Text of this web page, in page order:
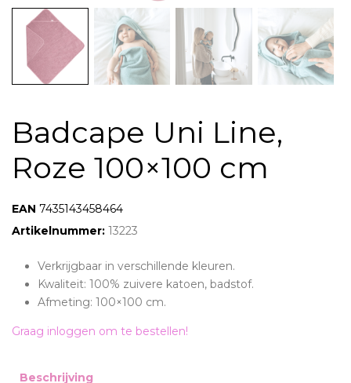
Badcape Uni Line,
Roze 100×100 cm
7424905761799
7435143458464
Artikelnummer: 13223
Verkrijgbaar in verschillende kleuren.
Kwaliteit: 100% zuivere katoen, badstof.
Afmeting: 100×100 cm.
Graag inloggen om te bestellen!
Beschrijving